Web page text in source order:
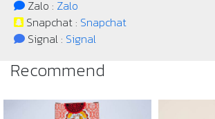
Zalo : Zalo
Snapchat : Snapchat
Signal : Signal
Recommend